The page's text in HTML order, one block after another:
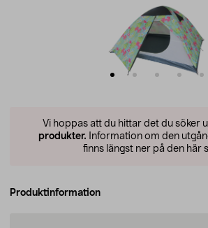
Vi hoppas att du hittar det du söker
produkter. Information om den
finns längst ner på den här
Produktinformation